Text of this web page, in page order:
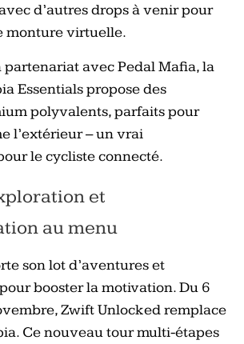
d’autres drops à venir pour
monture virtuelle.
partenariat avec Pedal Mafia, la
Essentials propose des
polyvalents, parfaits pour
l’extérieur – un vrai
le cycliste connecté.
et
au menu
son lot d’aventures et
booster la motivation. Du 6
Zwift Unlocked remplace
Ce nouveau tour multi-étapes